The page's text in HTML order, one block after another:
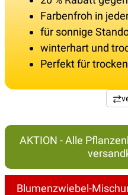
Farbenfroh in
für sonnige
winterhart und
Perfekt für
AKTION - Alle
Blumenzwiebel-